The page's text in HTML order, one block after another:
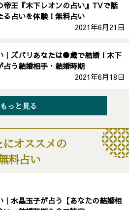
帝王『木下レオンの占い』TVで話
る占いを体験！無料占い
2021年6月21日
｜ズバリあなたは●歳で結婚！木下
占う結婚相手・結婚時期
2021年6月18日
もっと見る
にオススメの
料占い
｜水晶玉子が占う【あなたの結婚相